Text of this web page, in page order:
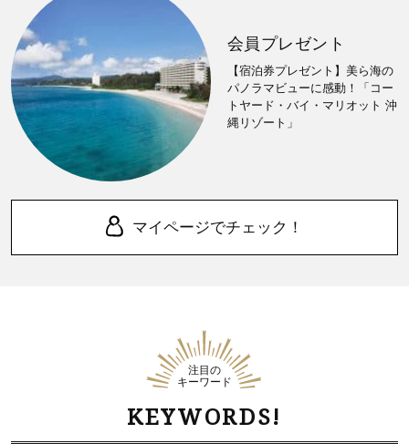
会員プレゼント
【宿泊券プレゼント】美ら海の
パノラマビューに感動！「コー
トヤード・バイ・マリオット 沖
縄リゾート」
マイページでチェック！
注目の
キーワード
KEYWORDS!